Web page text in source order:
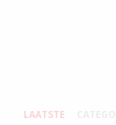
LAATSTE